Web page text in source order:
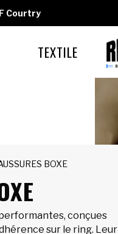
Courtry
TEXTILE
BOXE
conçues
sur le ring. Leur